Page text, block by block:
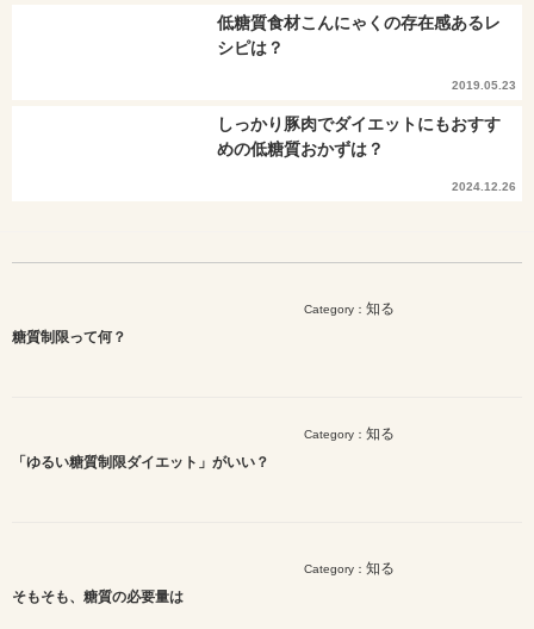
低糖質食材こんにゃくの存在感あるレ
シピは？
2019.05.23
しっかり豚肉でダイエットにもおすす
めの低糖質おかずは？
2024.12.26
Category： 知る
糖質制限って何？
Category： 知る
「ゆるい糖質制限ダイエット」がいい？
Category： 知る
そもそも、糖質の必要量は